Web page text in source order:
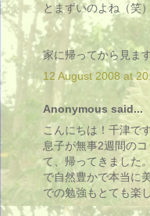
とまずいのよね（笑）
家に帰ってから見ま
12 August 2008 at
Anonymous said...
こんにちは！千津で
息子が無事2週間の
て、帰ってきました
で自然豊かで本当に
での勉強もとても楽